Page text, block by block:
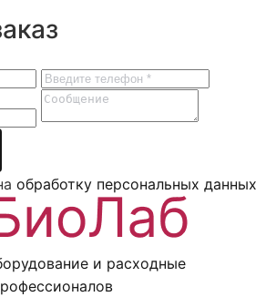
обработку персональных данных
и расходные